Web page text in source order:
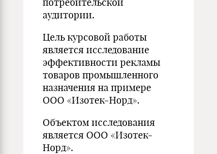
аудитории.
Цель курсовой работы
является исследование
эффективности рекламы
товаров промышленного
назначения на примере
ООО «Изотек-Норд».
Объектом исследования
является ООО «Изотек-
Норд».